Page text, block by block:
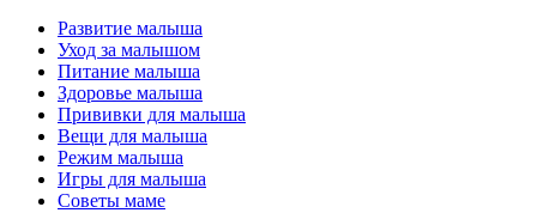
Развитие малыша
Уход за малышом
Питание малыша
Здоровье малыша
Прививки для малыша
Вещи для малыша
Режим малыша
Игры для малыша
Советы маме